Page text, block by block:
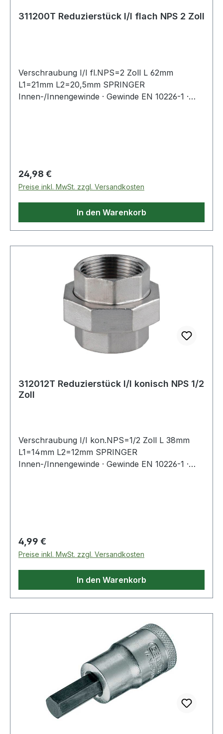
311200T Reduzierstück I/I flach NPS 2 Zoll
Verschraubung I/I fl.NPS=2 Zoll L 62mm
L1=21mm L2=20,5mm SPRINGER
Innen-/Innengewinde · Gewinde EN 10226-1 ·
Regulärer Preis:
24,98 €
Preise inkl. MwSt. zzgl. Versandkosten
In den Warenkorb
312012T Reduzierstück I/I konisch NPS 1/2
Zoll
Verschraubung I/I kon.NPS=1/2 Zoll L 38mm
L1=14mm L2=12mm SPRINGER
Innen-/Innengewinde · Gewinde EN 10226-1 ·
Regulärer Preis:
4,99 €
Preise inkl. MwSt. zzgl. Versandkosten
In den Warenkorb